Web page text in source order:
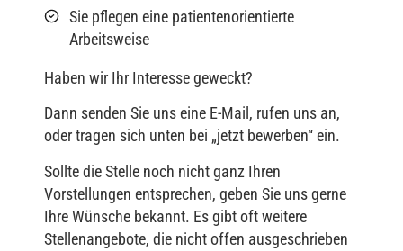
Sie pflegen eine patientenorientierte
Arbeitsweise
Haben wir Ihr Interesse geweckt?
Dann senden Sie uns eine E-Mail, rufen uns an,
oder tragen sich unten bei „jetzt bewerben“ ein.
Sollte die Stelle noch nicht ganz Ihren
Vorstellungen entsprechen, geben Sie uns gerne
Ihre Wünsche bekannt. Es gibt oft weitere
Stellenangebote, die nicht offen ausgeschrieben